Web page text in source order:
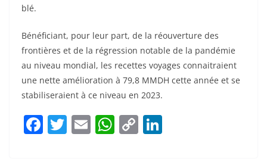
blé.
Bénéficiant, pour leur part, de la réouverture des
frontières et de la régression notable de la pandémie
au niveau mondial, les recettes voyages connaitraient
une nette amélioration à 79,8 MMDH cette année et se
stabiliseraient à ce niveau en 2023.
F T E W C